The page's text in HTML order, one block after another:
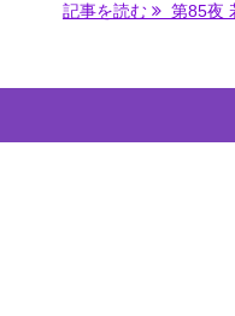
記事を読む 第85夜